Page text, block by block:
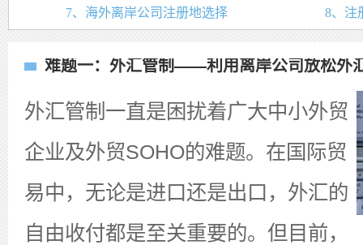
7、海外离岸公司注册地选择 8、注
难题一：外汇管制——利用离岸公司放松外
外汇管制一直是困扰着广大中小外贸
企业及外贸SOHO的难题。在国际贸
易中，无论是进口还是出口，外汇的
自由收付都是至关重要的。但目前，